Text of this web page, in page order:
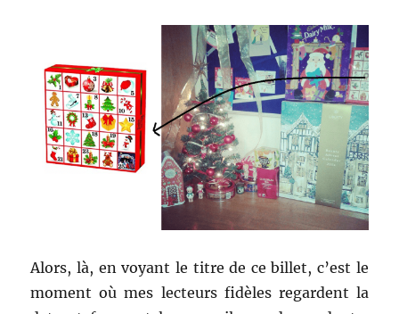
–
English
Tea
Shop
Alors, là, en voyant le titre de ce billet, c’est le
moment où mes lecteurs fidèles regardent la